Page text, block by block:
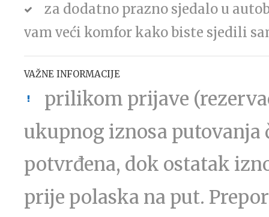
za dodatno prazno sjedalo u
vam veći komfor kako biste sjedili
VAŽNE INFORMACIJE
prilikom prijave
ukupnog iznosa putovanja
potvrđena, dok ostatak
prije polaska na put.